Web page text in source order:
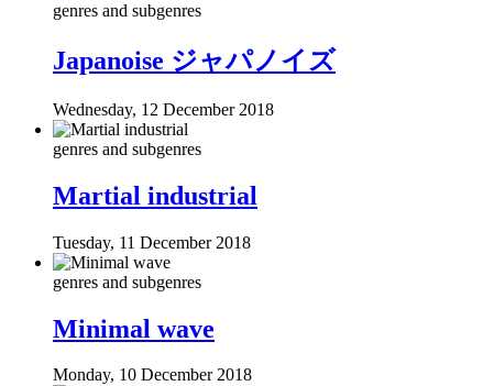
genres and subgenres
Japanoise ジャパノイズ
Wednesday, 12 December 2018
genres and subgenres
Martial industrial
Tuesday, 11 December 2018
genres and subgenres
Minimal wave
Monday, 10 December 2018